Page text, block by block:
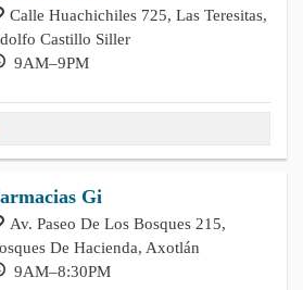
Calle Huachichiles 725, Las Teresitas,
Castillo Siller
9AM–9PM
Gi
Av. Paseo De Los Bosques 215,
De Hacienda, Axotlán
9AM–8:30PM